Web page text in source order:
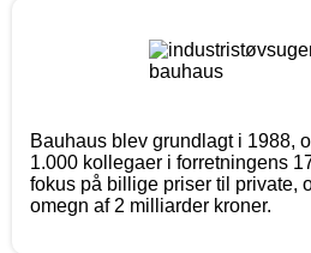
Bauhaus blev grundlagt i 1988,
1.000 kollegaer i forretningens
fokus på billige priser til private,
omegn af 2 milliarder kroner.